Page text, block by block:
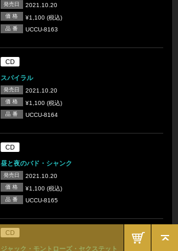
発売日 2021.10.20
価 格 ¥1,100 (税込)
品 番 UCCU-8163
CD
スパイラル
発売日 2021.10.20
価 格 ¥1,100 (税込)
品 番 UCCU-8164
CD
昼と夜のバド・シャンク
発売日 2021.10.20
価 格 ¥1,100 (税込)
品 番 UCCU-8165
CD
ジャック・モントローズ・セクステット